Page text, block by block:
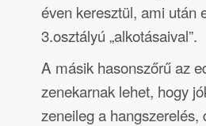
éven keresztül, ami után
3.osztályú „alkotásaival”.
A másik hasonszőrű az
zenekarnak lehet, hogy
zeneileg a hangszerelés,